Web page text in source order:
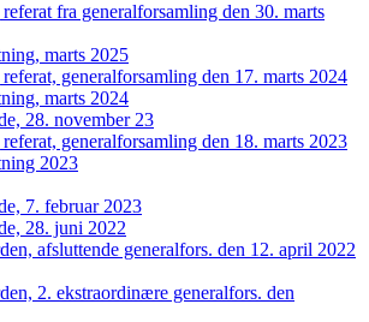
fra generalforsamling den 30. marts
marts 2025
generalforsamling den 17. marts 2024
marts 2024
28. november 23
generalforsamling den 18. marts 2023
2023
7. februar 2023
28. juni 2022
afsluttende generalfors. den 12. april 2022
2. ekstraordinære generalfors. den